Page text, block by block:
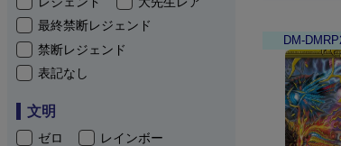
最終禁断レジェンド
禁断レジェンド
表記なし
文明
ゼロ
レインボー
DM-